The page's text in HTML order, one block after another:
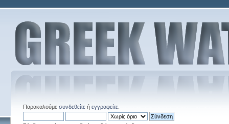
Παρακαλούμε συνδεθείτεή εγγραφείτε.